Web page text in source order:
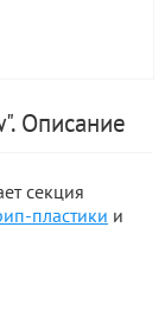
Описание
секция
пластики и